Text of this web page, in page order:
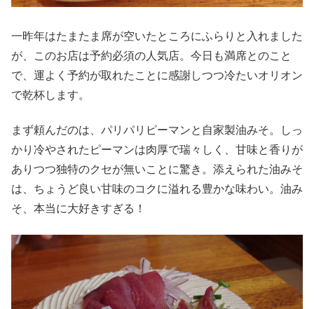
一昨年はたまたま席が空いたところにふらりと入れました
が、このお店は予約必須の人気店。今日も満席とのこと
で、運よく予約が取れたことに感謝しつつ冷たいオリオン
で乾杯します。
まず頼んだのは、パリパリピーマンと自家製油みそ。しっ
かり冷やされたピーマンは肉厚で瑞々しく、甘味と香りが
ありつつ独特のクセが無いことに驚き。添えられた油みそ
は、ちょうど良い甘味のコクに溢れる豊かな味わい。油み
そ、本当に大好きすぎる！